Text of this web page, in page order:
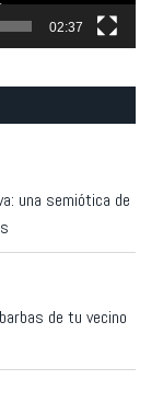
02:37
una semiótica de
de tu vecino